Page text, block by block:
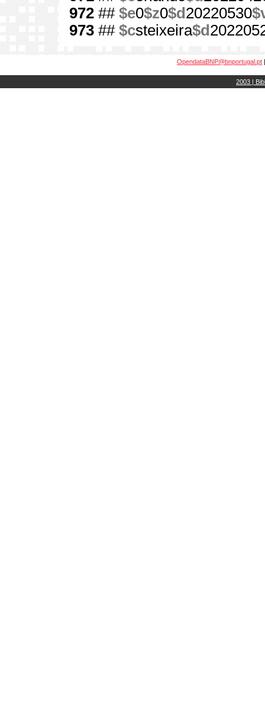
972 ## $e0$z0$d 20220530
973 ## $csteixeira$d
OpendataBNP@bnportugal.pt
2003 |